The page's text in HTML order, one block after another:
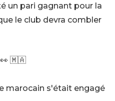
un pari gagnant pour la
le club devra combler
👀 🇲🇦
marocain s'était engagé